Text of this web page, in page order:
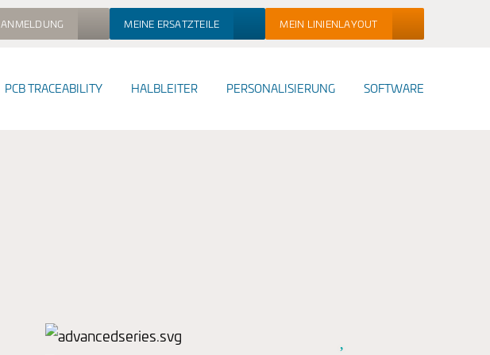
ANMELDUNG MEINE ERSATZTEILE MEIN LINIENLAYOUT
PCB TRACEABILITY HALBLEITER PERSONALISIERUNG SOFTWARE